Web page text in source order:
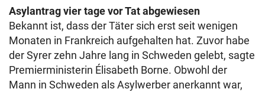
Asylantrag vier tage vor Tat abgewiesen
Bekannt ist, dass der Täter sich erst seit wenigen
Monaten in Frankreich aufgehalten hat. Zuvor habe
der Syrer zehn Jahre lang in Schweden gelebt, sagte
Premierministerin Élisabeth Borne. Obwohl der
Mann in Schweden als Asylwerber anerkannt war,